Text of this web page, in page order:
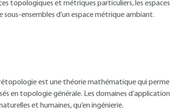
topologiques et métriques particuliers, les
sous-ensembles d’un espace métrique ambiant.
est une théorie mathématique qui
en topologie générale. Les domaines
et humaines, qu’en ingénierie.